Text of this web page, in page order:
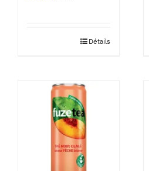
Détails